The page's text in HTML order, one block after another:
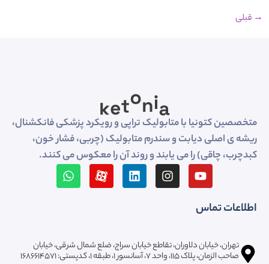
→ قبلی
متخصصین کتونیا با متابولیک تراپی و رویکرد پزشکی فانکشنال،
ریشه ی اصلی دیابت و سندرم متابولیک (چربی، فشار خون،
کبدچرب، چاقی) را می یابند و روند آن را معکوس می کنند.
اطلاعات تماس
تهران، خیابان دلاوران، تقاطع خیابان سراج، ضلع شمال شرقی، خیابان
صاحب الزمان، پلاک ۱۱۵، واحد ۷، آسانسور ۱، طبقه 1، کدپستی: ۱۶۸۶۶۱۴۵۷۱